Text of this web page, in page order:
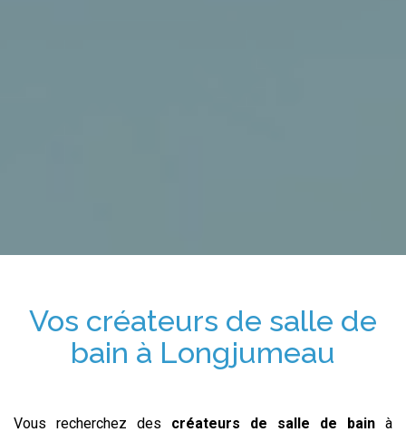
Vos créateurs de salle de
bain à Longjumeau
Vous recherchez des créateurs de salle de bain à